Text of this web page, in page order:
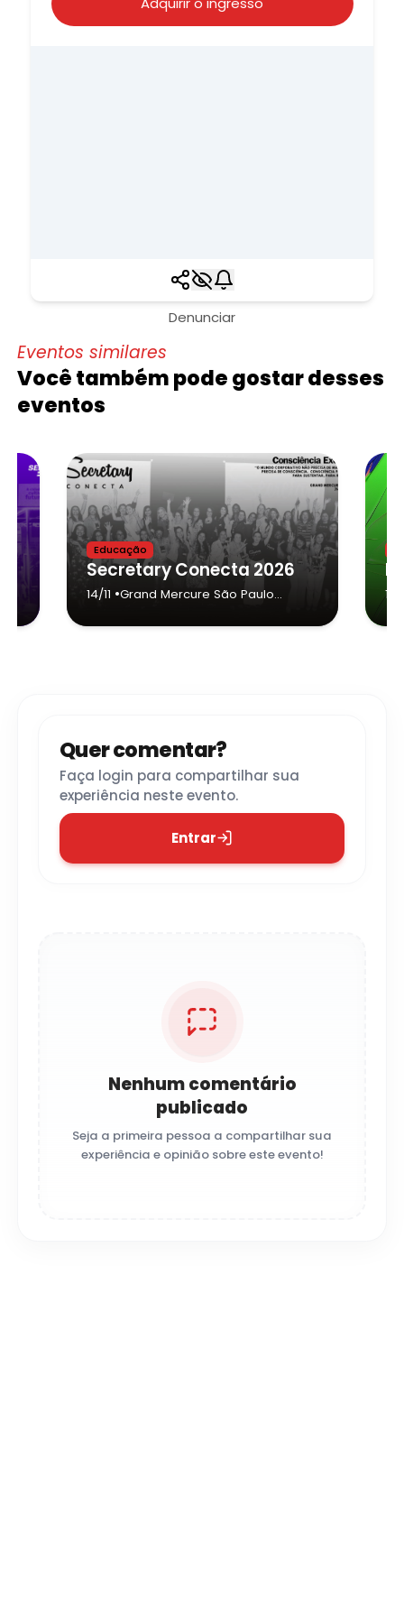
Denunciar
Eventos similares
Você também pode gostar desses
eventos
Educação
Secretary Conecta 2026
14/11 •Grand Mercure São Paulo
Quer comentar?
Faça login para compartilhar sua
experiência neste evento.
Entrar
Nenhum comentário
publicado
Seja a primeira pessoa a compartilhar sua
experiência e opinião sobre este evento!